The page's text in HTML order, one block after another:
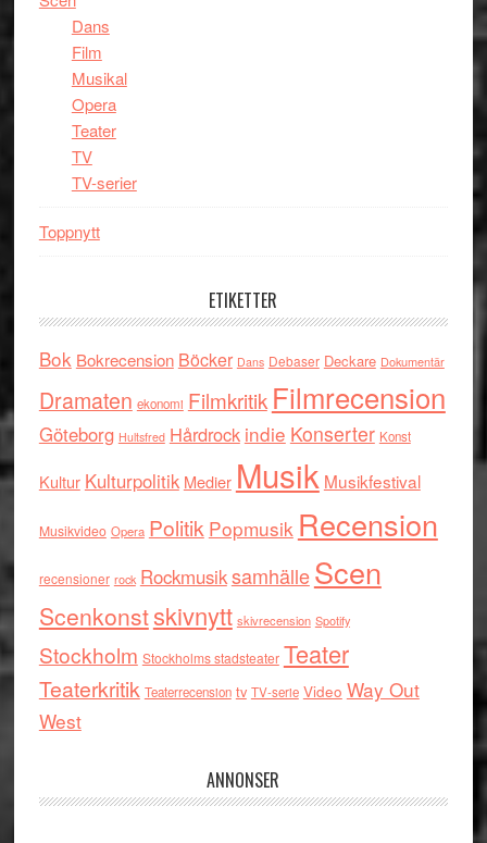
Dans
Film
Musikal
Opera
Teater
TV
TV-serier
Toppnytt
ETIKETTER
Bok Bokrecension Böcker Dans Debaser Deckare Dokumentär
Dramaten ekonomi Filmkritik Filmrecension
Göteborg Hultsfred Hårdrock indie Konserter Konst
Kultur Kulturpolitik Medier Musik Musikfestival
Musikvideo Opera Politik Popmusik Recension
recensioner rock RockmusiksamhälleScen
Scenkonstskivnytt skivrecension Spotify
Stockholm Stockholms stadsteater Teater
Teaterkritik Teaterrecension tv TV-serie Video Way Out
West
ANNONSER